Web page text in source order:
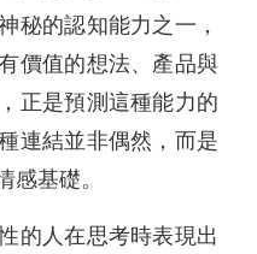
秘的認知能力之一，
價值的想法、產品與
正是預測這種能力的
連結並非偶然，而是
感基礎。
的人在思考時表現出